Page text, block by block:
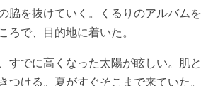
脇を抜けていく。くるりのアルバムを
ろで、目的地に着いた。
すでに高くなった太陽が眩しい。肌と
つける。夏がすぐそこまで来ていた。